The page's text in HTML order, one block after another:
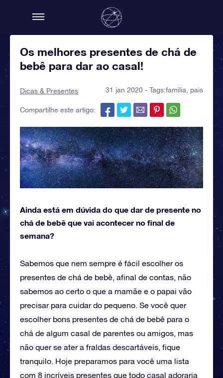
Os melhores presentes de chá de
bebê para dar ao casal!
Dicas & Presentes 31 jan 2020 - Tags:familia pais
Compartilhe este artigo:
Ainda está em dúvida do que dar de presente no
chá de bebê que vai acontecer no final de
semana?
Sabemos que nem sempre é fácil escolher os
presentes de chá de bebê, afinal de contas, não
sabemos ao certo o que a mamãe e o papai vão
precisar para cuidar do pequeno. Se você quer
escolher bons presentes de chá de bebê para o
chá de algum casal de parentes ou amigos, mas
não quer se ater a fraldas descartáveis, fique
tranquilo. Hoje preparamos para você uma lista
com 8 incríveis presentes que todo casal adoraria